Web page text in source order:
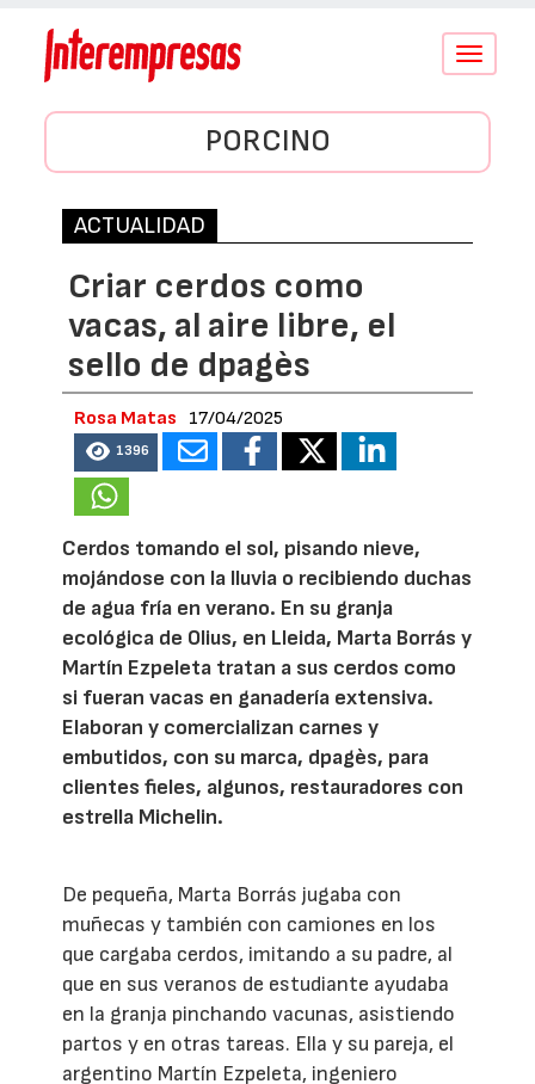
Conmutar
PORCINO
ACTUALIDAD
Criar cerdos como
vacas, al aire libre, el
sello de dpagès
Rosa Matas 17/04/2025
1396
Cerdos tomando el sol, pisando nieve,
mojándose con la lluvia o recibiendo duchas
de agua fría en verano. En su granja
ecológica de Olius, en Lleida, Marta Borrás y
Martín Ezpeleta tratan a sus cerdos como
si fueran vacas en ganadería extensiva.
Elaboran y comercializan carnes y
embutidos, con su marca, dpagès, para
clientes fieles, algunos, restauradores con
estrella Michelin.
De pequeña, Marta Borrás jugaba con
muñecas y también con camiones en los
que cargaba cerdos, imitando a su padre, al
que en sus veranos de estudiante ayudaba
en la granja pinchando vacunas, asistiendo
partos y en otras tareas. Ella y su pareja, el
argentino Martín Ezpeleta, ingeniero